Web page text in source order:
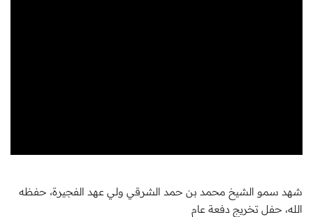
شهد سمو الشيخ محمد بن حمد الشرقي ولي عهد الفجيرة، حفظه
الله، حفل تخريج دفعة عام